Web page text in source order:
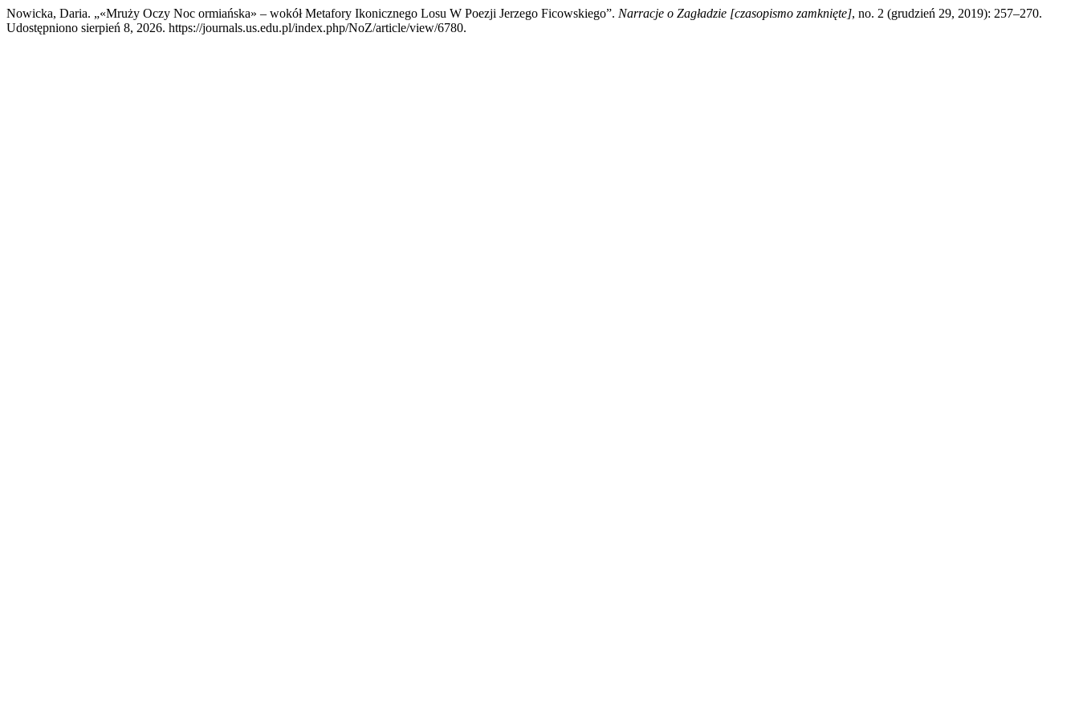
Nowicka, Daria. „«Mruży Oczy Noc ormiańska» – wokół Metafory Ikonicznego Losu W Poezji Jerzego Ficowskiego”. Narracje o Zagładzie [czasopismo zamknięte], no. 2 (grudzień 29, 2019): 257–270.
Udostępniono sierpień 8, 2026. https://journals.us.edu.pl/index.php/NoZ/article/view/6780.